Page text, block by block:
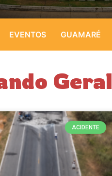
EVENTOS GUAMARÉ
Geral
ACIDENTE